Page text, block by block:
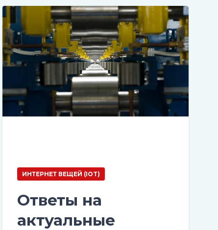
ИНТЕРНЕТ ВЕЩЕЙ (IOT)
Ответы на
актуальные